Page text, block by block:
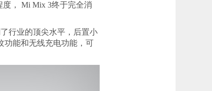
， Mi Mix 3终于完全消
行业的顶尖水平，后置小
功能和无线充电功能，可